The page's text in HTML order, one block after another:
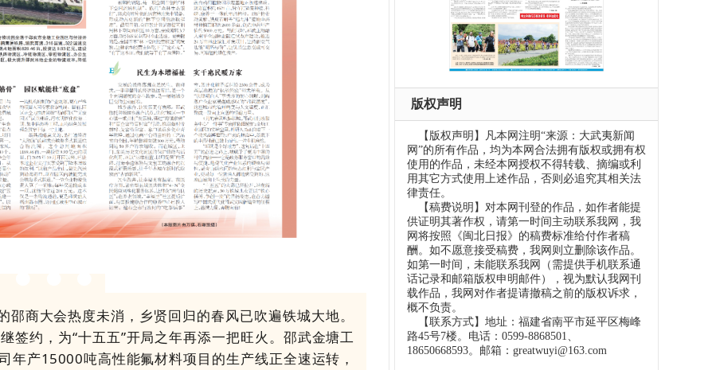
大会热度未消，乡贤回归的春风已吹遍铁城大地。
签约，为“十五五”开局之年再添一把旺火。邵武金塘工
年产15000吨高性能氟材料项目的生产线正全速运转，
版权声明
【版权声明】凡本网注明“来源：大武夷新闻
网”的所有作品，均为本网合法拥有版权或拥有权
使用的作品，未经本网授权不得转载、摘编或利
用其它方式使用上述作品，否则必追究其相关法
律责任。
【稿费说明】对本网刊登的作品，如作者能提
供证明其著作权，请第一时间主动联系我网，我
网将按照《闽北日报》的稿费标准给付作者稿
酬。如不愿意接受稿费，我网则立删除该作品。
如第一时间，未能联系我网（需提供手机联系通
话记录和邮箱版权申明邮件），视为默认我网刊
载作品，我网对作者提请撤稿之前的版权诉求，
概不负责。
【联系方式】地址：福建省南平市延平区梅峰
路45号7楼。电话：0599-8868501、
18650668593。邮箱：greatwuyi@163.com